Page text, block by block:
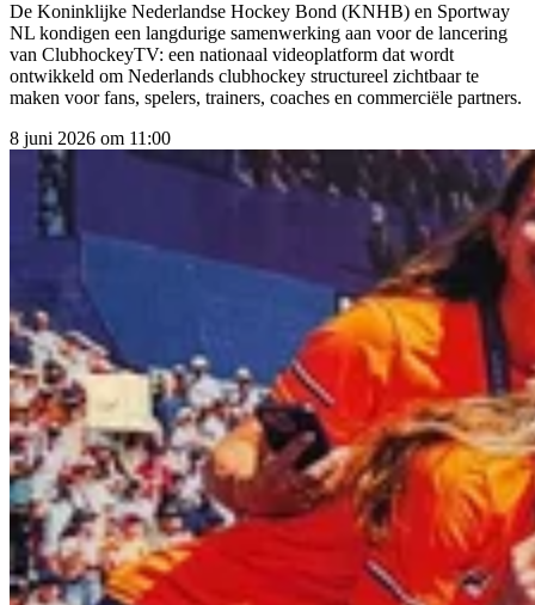
De Koninklijke Nederlandse Hockey Bond (KNHB) en Sportway
NL kondigen een langdurige samenwerking aan voor de lancering
van ClubhockeyTV: een nationaal videoplatform dat wordt
ontwikkeld om Nederlands clubhockey structureel zichtbaar te
maken voor fans, spelers, trainers, coaches en commerciële partners.
8 juni 2026 om 11:00